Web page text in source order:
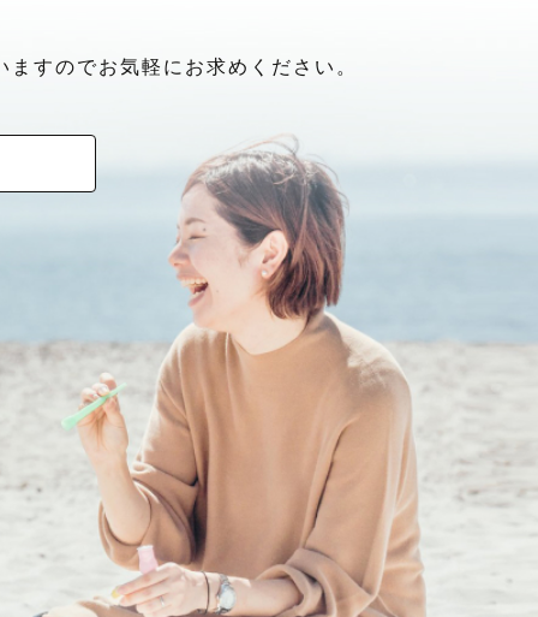
すのでお気軽にお求めください。